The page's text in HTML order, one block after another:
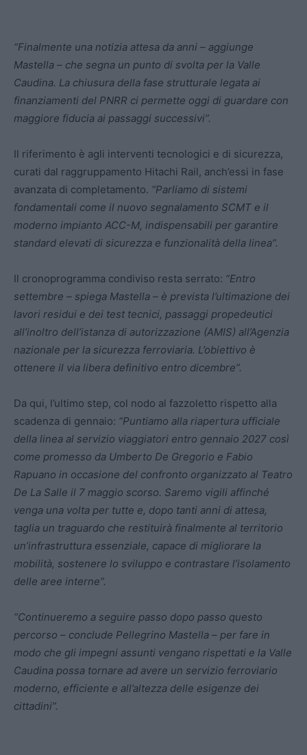
“Finalmente una notizia attesa da anni – aggiunge
Mastella – che segna un punto di svolta per la Valle
Caudina. La chiusura della fase strutturale legata ai
finanziamenti del PNRR ci permette oggi di guardare con
maggiore fiducia ai passaggi successivi”.
Il riferimento è agli interventi tecnologici e di sicurezza,
curati dal raggruppamento Hitachi Rail, anch’essi in fase
avanzata di completamento. “Parliamo di sistemi
fondamentali come il nuovo segnalamento SCMT e il
moderno impianto ACC-M, indispensabili per garantire
standard elevati di sicurezza e funzionalità della linea”.
Il cronoprogramma condiviso resta serrato: “Entro
settembre – spiega Mastella – è prevista l’ultimazione dei
lavori residui e dei test tecnici, passaggi propedeutici
all’inoltro dell’istanza di autorizzazione (AMIS) all’Agenzia
nazionale per la sicurezza ferroviaria. L’obiettivo è
ottenere il via libera definitivo entro dicembre”.
Da qui, l’ultimo step, col nodo al fazzoletto rispetto alla
scadenza di gennaio: “Puntiamo alla riapertura ufficiale
della linea al servizio viaggiatori entro gennaio 2027 così
come promesso da Umberto De Gregorio e Fabio
Rapuano in occasione del confronto organizzato al Teatro
De La Salle il 7 maggio scorso. Saremo vigili affinché
venga una volta per tutte e, dopo tanti anni di attesa,
taglia un traguardo che restituirà finalmente al territorio
un’infrastruttura essenziale, capace di migliorare la
mobilità, sostenere lo sviluppo e contrastare l’isolamento
delle aree interne”.
“Continueremo a seguire passo dopo passo questo
percorso – conclude Pellegrino Mastella – per fare in
modo che gli impegni assunti vengano rispettati e la Valle
Caudina possa tornare ad avere un servizio ferroviario
moderno, efficiente e all’altezza delle esigenze dei
cittadini”.